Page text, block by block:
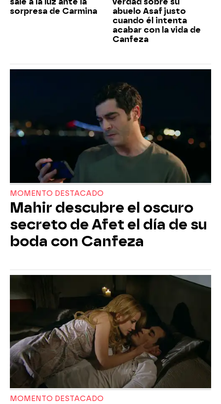
sale a la luz ante la
sorpresa de Carmina
verdad sobre su
abuelo Asaf justo
cuando él intenta
acabar con la vida de
Canfeza
MOMENTO DESTACADO
Mahir descubre el oscuro
secreto de Afet el día de su
boda con Canfeza
MOMENTO DESTACADO